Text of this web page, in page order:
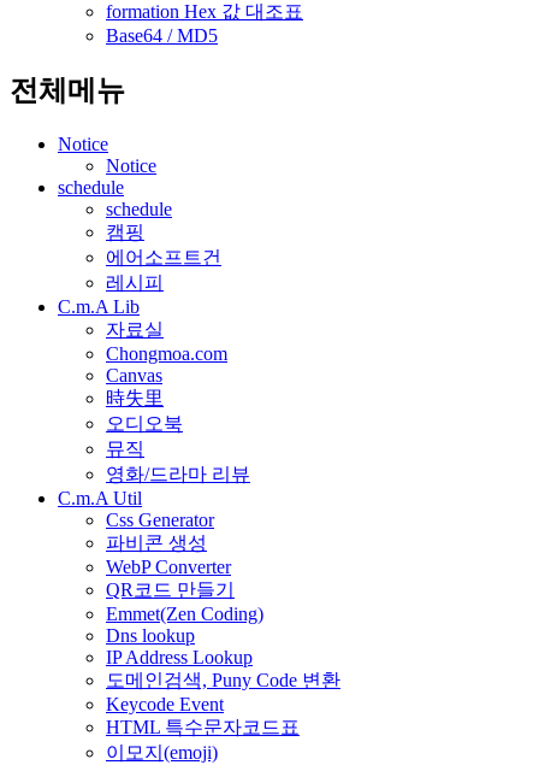
formation Hex 값 대조표
Base64 / MD5
전체메뉴
Notice
Notice
schedule
schedule
캠핑
에어소프트건
레시피
C.m.A Lib
자료실
Chongmoa.com
Canvas
時失里
오디오북
뮤직
영화/드라마 리뷰
C.m.A Util
Css Generator
파비콘 생성
WebP Converter
QR코드 만들기
Emmet(Zen Coding)
Dns lookup
IP Address Lookup
도메인검색, Puny Code 변환
Keycode Event
HTML 특수문자코드표
이모지(emoji)